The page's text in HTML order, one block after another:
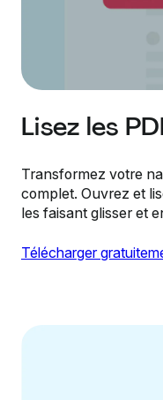
Lisez les
Transformez votre
complet. Ouvrez et
les faisant glisser et
Télécharger